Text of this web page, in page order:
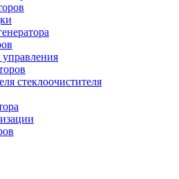
стеклоочистителя